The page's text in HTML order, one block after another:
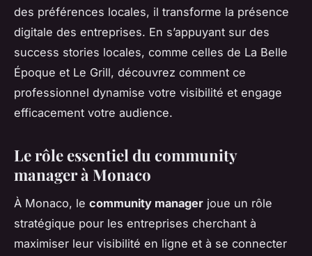
des préférences locales, il transforme la présence
digitale des entreprises. En s’appuyant sur des
success stories locales, comme celles de La Belle
Époque et Le Grill, découvrez comment ce
professionnel dynamise votre visibilité et engage
efficacement votre audience.
Le rôle essentiel du community
manager à Monaco
À Monaco, le community manager joue un rôle
stratégique pour les entreprises cherchant à
maximiser leur visibilité en ligne et à se connecter